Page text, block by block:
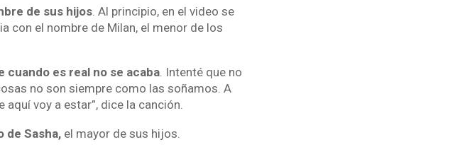
de sus hijos. Al principio, en el video se
con el nombre de Milan, el menor de los
cuando es real no se acaba. Intenté que no
no son siempre como las soñamos. A
voy a estar”, dice la canción.
de Sasha,el mayor de sus hijos.